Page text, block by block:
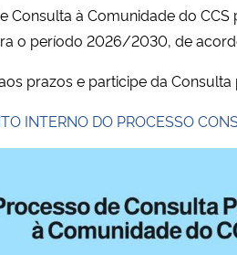
Consulta à Comunidade do
o período 2026/2030, de
prazos e participe da
INTERNO DO PROCESSO